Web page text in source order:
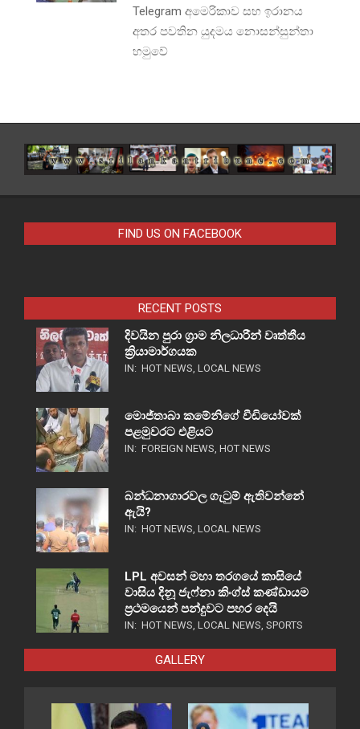
Telegram අමෙරිකාව සහ ඉරානය
අතර පවතින යුදමය නොසන්සුන්තා
හමුවේ
FIND US ON FACEBOOK
RECENT POSTS
දිවයින පුරා ග්‍රාම නිලධාරීන් වෘත්තීය
ක්‍රියාමාර්ගයක
IN: HOT NEWS LOCAL NEWS
මොජ්තාබා කමේනිගේ වීඩියෝවක්
පළමුවරට එළියට
IN: FOREIGN NEWS HOT NEWS
බන්ධනාගාරවල ගැටුම් ඇතිවන්නේ
ඇයි?
IN: HOT NEWS LOCAL NEWS
LPL අවසන් මහා තරගයේ කාසියේ
වාසිය දිනූ ජැෆ්නා කිංග්ස් කණ්ඩායම
ප්‍රථමයෙන් පන්දුවට පහර දෙයි
IN: HOT NEWS LOCAL NEWS SPORTS
GALLERY